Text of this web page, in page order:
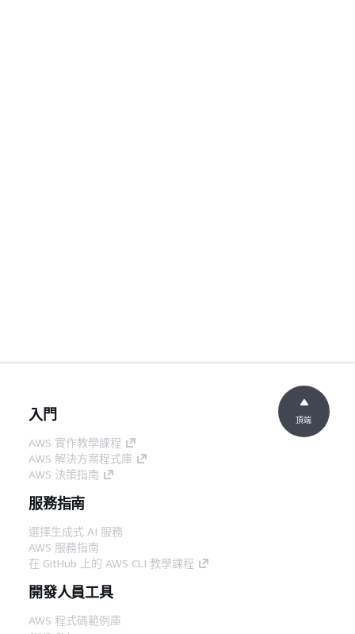
入門
AWS 實作教學課程
AWS 解決方案程式庫
AWS 決策指南
服務指南
選擇生成式 AI 服務
AWS 服務指南
在 GitHub 上的 AWS CLI 教學課程
開發人員工具
AWS 程式碼範例庫
頂端